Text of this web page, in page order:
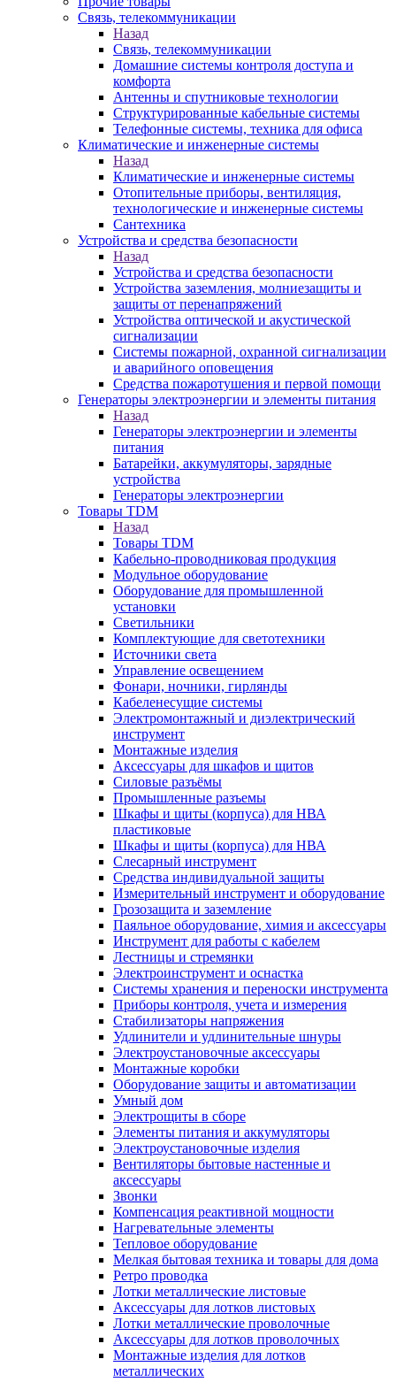
Связь, телекоммуникации
Назад
Связь, телекоммуникации
Домашние системы контроля доступа и
комфорта
Антенны и спутниковые технологии
Структурированные кабельные системы
Телефонные системы, техника для офиса
Климатические и инженерные системы
Назад
Климатические и инженерные системы
Отопительные приборы, вентиляция,
технологические и инженерные системы
Сантехника
Устройства и средства безопасности
Назад
Устройства и средства безопасности
Устройства заземления, молниезащиты и
защиты от перенапряжений
Устройства оптической и акустической
сигнализации
Системы пожарной, охранной сигнализации
и аварийного оповещения
Средства пожаротушения и первой помощи
Генераторы электроэнергии и элементы питания
Назад
Генераторы электроэнергии и элементы
питания
Батарейки, аккумуляторы, зарядные
устройства
Генераторы электроэнергии
Товары TDM
Назад
Товары TDM
Кабельно-проводниковая продукция
Модульное оборудование
Оборудование для промышленной
установки
Светильники
Комплектующие для светотехники
Источники света
Управление освещением
Фонари, ночники, гирлянды
Кабеленесущие системы
Электромонтажный и диэлектрический
инструмент
Монтажные изделия
Аксессуары для шкафов и щитов
Силовые разъёмы
Промышленные разъемы
Шкафы и щиты (корпуса) для НВА
пластиковые
Шкафы и щиты (корпуса) для НВА
Слесарный инструмент
Средства индивидуальной защиты
Измерительный инструмент и оборудование
Грозозащита и заземление
Паяльное оборудование, химия и аксессуары
Инструмент для работы с кабелем
Лестницы и стремянки
Электроинструмент и оснастка
Системы хранения и переноски инструмента
Приборы контроля, учета и измерения
Стабилизаторы напряжения
Удлинители и удлинительные шнуры
Электроустановочные аксессуары
Монтажные коробки
Оборудование защиты и автоматизации
Умный дом
Электрощиты в сборе
Элементы питания и аккумуляторы
Электроустановочные изделия
Вентиляторы бытовые настенные и
аксессуары
Звонки
Компенсация реактивной мощности
Нагревательные элементы
Тепловое оборудование
Мелкая бытовая техника и товары для дома
Ретро проводка
Лотки металлические листовые
Аксессуары для лотков листовых
Лотки металлические проволочные
Аксессуары для лотков проволочных
Монтажные изделия для лотков
металлических